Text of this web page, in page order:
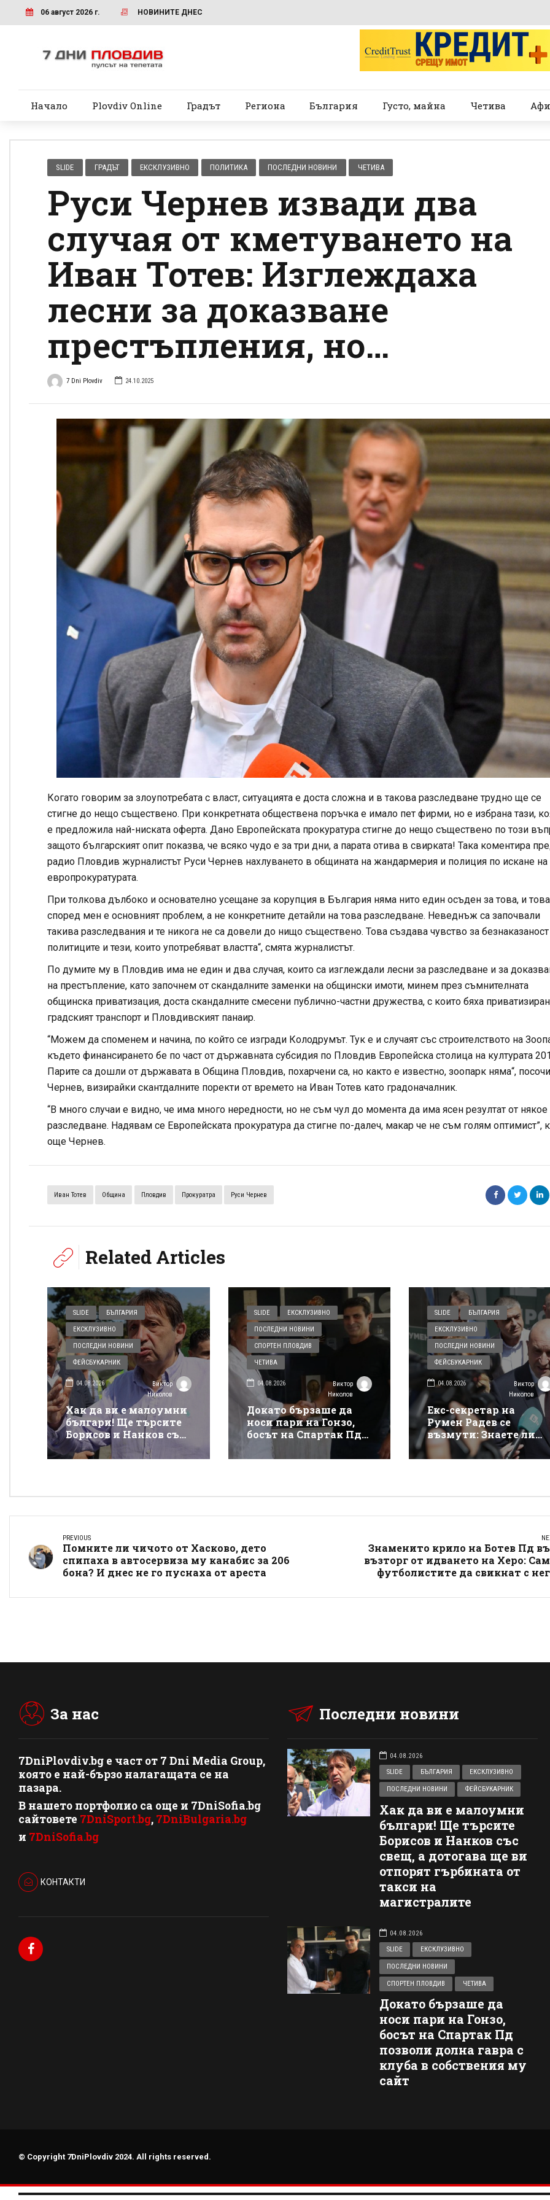
06 август 2026 г. НОВИНИТЕ ДНЕС
Начало Plovdiv Online Градът Региона България Густо, майна Четива
SLIDE ГРАДЪТ ЕКСКЛУЗИВНО ПОЛИТИКА ПОСЛЕДНИ НОВИНИ ЧЕТИВА
Руси Чернев извади два
случая от кметуването на
Иван Тотев: Изглеждаха
лесни за доказване
престъпления, но…
7 Dni Plovdiv 24.10.2025
Когато говорим за злоупотребата с власт, ситуацията е доста сложна и в такова разследване трудно ще се
стигне до нещо съществено. При конкретната обществена поръчка е имало пет фирми, но е избрана тази,
е предложила най-ниската оферта. Дано Европейската прокуратура стигне до нещо съществено по този
защото българският опит показва, че всяко чудо е за три дни, а парата отива в свирката! Така коментира
радио Пловдив журналистът Руси Чернев нахлуването в общината на жандармерия и полиция по искане на
европрокуратурата.
При толкова дълбоко и основателно усещане за корупция в България няма нито един осъден за това, и това
според мен е основният проблем, а не конкретните детайли на това разследване. Неведнъж са започвали
такива разследвания и те никога не са довели до нищо съществено. Това създава чувство за
политиците и тези, които употребяват властта“, смята журналистът.
По думите му в Пловдив има не един и два случая, които са изглеждали лесни за разследване и за
на престъпление, като започнем от скандалните заменки на общински имоти, минем през съмнителната
общинска приватизация, доста скандалните смесени публично-частни дружества, с които бяха
градският транспорт и Пловдивският панаир.
“Можем да споменем и начина, по който се изгради Колодрумът. Тук е и случаят със строителството на
където финансирането бе по част от държавната субсидия по Пловдив Европейска столица на културата
Парите са дошли от държавата в Община Пловдив, похарчени са, но както е известно, зоопарк няма“, посочи
Чернев, визирайки скантдалните поректи от времето на Иван Тотев като градоначалник.
“В много случаи е видно, че има много нередности, но не съм чул до момента да има ясен резултат от някое
разследване. Надявам се Европейската прокуратура да стигне по-далеч, макар че не съм голям оптимист”,
още Чернев.
Иван Тотев Община Пловдив Прокуратра Руси Чернев
Related Articles
SLIDE БЪЛГАРИЯ
ЕКСКЛУЗИВНО
ПОСЛЕДНИ НОВИНИ
ФЕЙСБУКАРНИК
04.08.2026
Виктор
Николов
Хак да ви е малоумни
българи! Ще търсите
Борисов и Нанков със
свещ, а дотогава ще ви
отпорят гърбината от
SLIDE ЕКСКЛУЗИВНО
ПОСЛЕДНИ НОВИНИ
СПОРТЕН ПЛОВДИВ
ЧЕТИВА
04.08.2026
Виктор
Николов
Докато бързаше да
носи пари на Гонзо,
босът на Спартак Пд
позволи долна гавра с
клуба в собствения му
SLIDE БЪЛГАРИЯ
ЕКСКЛУЗИВНО
ПОСЛЕДНИ НОВИНИ
ФЕЙСБУКАРНИК
04.08.2026
Виктор
Николов
Екс-секретар на
Румен Радев се
възмути: Знаете ли
този мизантроп в
какво превърна
PREVIOUS
Помните ли чичото от Хасково, дето
спипаха в автосервиза му канабис за 206
бона? И днес не го пуснаха от ареста
Знаменито крило на Ботев Пд
възторг от идването на Херо:
футболистите да свикнат с
За нас
7DniPlovdiv.bg e част от 7 Dni Media Group,
която е най-бързо налагащата се на
пазара.
В нашето портфолио са още и 7DniSofia.bg
сайтовете 7DniSport.bg, 7DniBulgaria.bg
и 7DniSofia.bg
КОНТАКТИ
Последни новини
04.08.2026
SLIDE
БЪЛГАРИЯ ЕКСКЛУЗИВНО
ПОСЛЕДНИ НОВИНИ ФЕЙСБУКАРНИК
Хак да ви е малоумни
българи! Ще търсите
Борисов и Нанков със
свещ, а дотогава ще ви
отпорят гърбината от
такси на
магистралите
04.08.2026
SLIDE
ЕКСКЛУЗИВНО
ПОСЛЕДНИ НОВИНИ
СПОРТЕН ПЛОВДИВ ЧЕТИВА
Докато бързаше да
носи пари на Гонзо,
босът на Спартак Пд
позволи долна гавра с
клуба в собствения му
сайт
© Copyright 7DniPlovdiv 2024. All rights reserved.